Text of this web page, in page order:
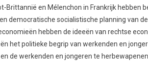
Brittannië en Mélenchon in Frankrijk hebben
democratische socialistische planning van
hebben de ideeën van rechtse
het politieke begrip van werkenden en
de werkenden en jongeren te